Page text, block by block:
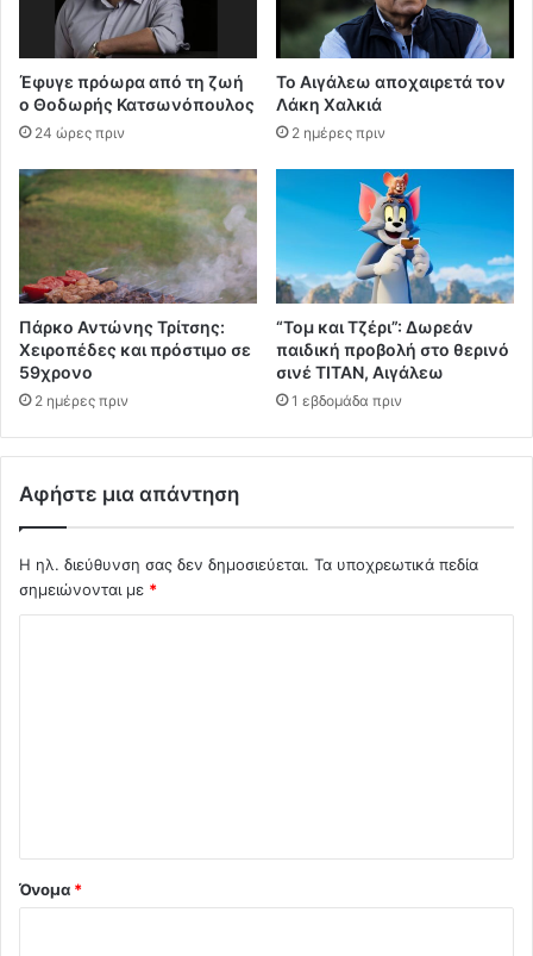
Έφυγε πρόωρα από τη ζωή
ο Θοδωρής Κατσωνόπουλος
24 ώρες πριν
Το Αιγάλεω αποχαιρετά τον
Λάκη Χαλκιά
2 ημέρες πριν
Πάρκο Αντώνης Τρίτσης:
Χειροπέδες και πρόστιμο σε
59χρονο
2 ημέρες πριν
“Τομ και Τζέρι”: Δωρεάν
παιδική προβολή στο θερινό
σινέ ΤΙΤΑΝ, Αιγάλεω
1 εβδομάδα πριν
Αφήστε μια απάντηση
Η ηλ. διεύθυνση σας δεν δημοσιεύεται. Τα υποχρεωτικά πεδία
σημειώνονται με *
Όνομα *